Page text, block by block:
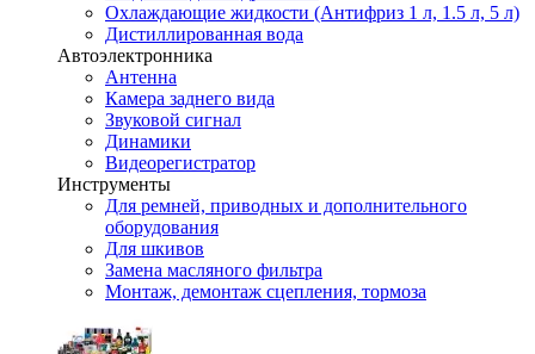
Охлаждающие жидкости (Антифриз 1 л, 1.5 л, 5 л)
Дистиллированная вода
Автоэлектронника
Антенна
Камера заднего вида
Звуковой сигнал
Динамики
Видеорегистратор
Инструменты
Для ремней, приводных и дополнительного
оборудования
Для шкивов
Замена масляного фильтра
Монтаж, демонтаж сцепления, тормоза